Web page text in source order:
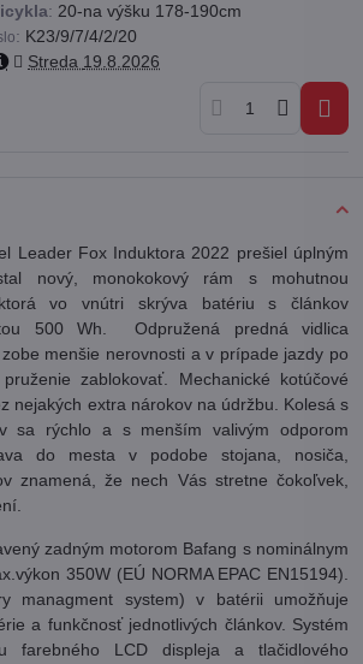
: 20-na výšku 178-190cm
: K23/9/7/4/2/20
Streda 19.8.2026
Leader Fox Induktora 2022 prešiel úplným
nový, monokokový rám s mohutnou
vo vnútri skrýva batériu s článkov
500 Wh. Odpružená predná vidlica
menšie nerovnosti a v prípade jazdy po
zablokovať. Mechanické kotúčové
nejakých extra nárokov na údržbu. Kolesá s
sa rýchlo a s menším valivým odporom
do mesta v podobe stojana, nosiča,
znamená, že nech Vás stretne čokoľvek,
zadným motorom Bafang s nominálnym
350W (EÚ NORMA EPAC EN15194).
managment system) v batérii umožňuje
a funkčnosť jednotlivých článkov. Systém
farebného LCD displeja a tlačidlového